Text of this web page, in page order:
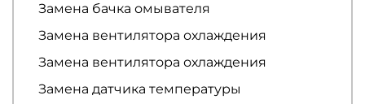
Замена бачка омывателя
Замена вентилятора охлаждения
Замена вентилятора охлаждения
Замена датчика температуры